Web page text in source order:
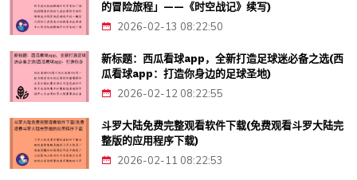
的冒险旅程」——《时空战记》续写)
2026-02-13 08:22:50
新标题：西瓜看球app，全新打造足球迷必备之选(西
瓜看球app：打造你身边的足球圣地)
2026-02-12 08:22:55
斗罗大陆免费完整观看软件下载(免费观看斗罗大陆完
整版的应用程序下载)
2026-02-11 08:22:53